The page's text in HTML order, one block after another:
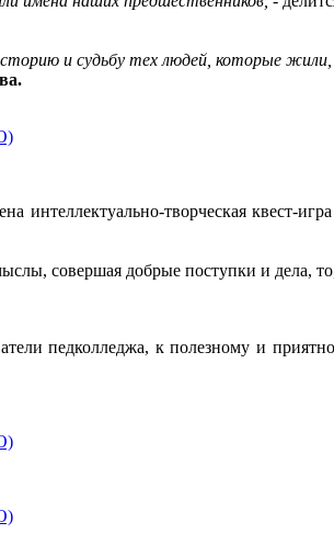
и судьбу тех людей, которые жили,
интеллектуально-творческая квест-
совершая добрые поступки и дела,
педколледжа, к полезному и